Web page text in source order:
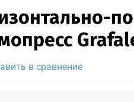
в сравнение